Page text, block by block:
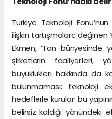
Türkiye Teknoloji
ilişkin tartışmalara değinen
Ekmen, “Fon bünyesinde
şirketlerin faaliyetleri,
büyüklükleri hakkında da
bulunmaması; teknoloji
hedeflerle kurulan bu
belirsiz kaldığı yönündeki